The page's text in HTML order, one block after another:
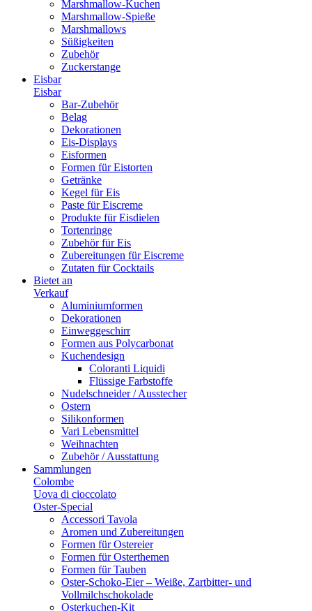
Marshmallow-Kuchen
Marshmallow-Spieße
Marshmallows
Süßigkeiten
Zubehör
Zuckerstange
Eisbar
Eisbar
Bar-Zubehör
Belag
Dekorationen
Eis-Displays
Eisformen
Formen für Eistorten
Getränke
Kegel für Eis
Paste für Eiscreme
Produkte für Eisdielen
Tortenringe
Zubehör für Eis
Zubereitungen für Eiscreme
Zutaten für Cocktails
Bietet an
Verkauf
Aluminiumformen
Dekorationen
Einweggeschirr
Formen aus Polycarbonat
Kuchendesign
Coloranti Liquidi
Flüssige Farbstoffe
Nudelschneider / Ausstecher
Ostern
Silikonformen
Vari Lebensmittel
Weihnachten
Zubehör / Ausstattung
Sammlungen
Colombe
Uova di cioccolato
Oster-Special
Accessori Tavola
Aromen und Zubereitungen
Formen für Ostereier
Formen für Osterthemen
Formen für Tauben
Oster-Schoko-Eier – Weiße, Zartbitter- und
Vollmilchschokolade
Osterkuchen-Kit